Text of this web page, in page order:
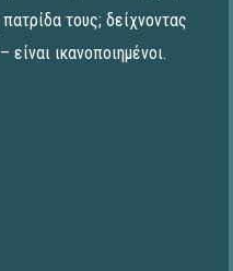
τους; δείχνοντας
ικανοποιημένοι.